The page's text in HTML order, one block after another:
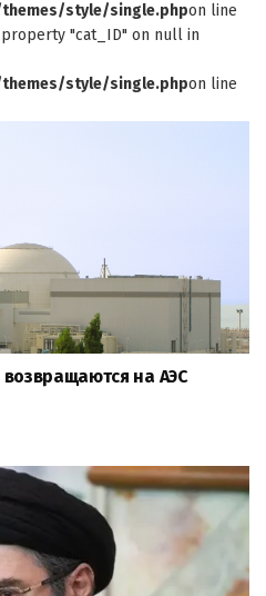
style/single.phpon line
"cat_ID" on null in
style/single.phpon line
на АЭС